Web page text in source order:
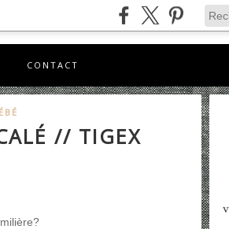
CONTACT
// TIGEX